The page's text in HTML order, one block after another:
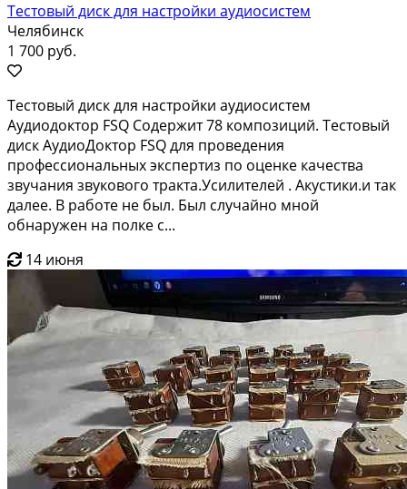
Тестовый диск для настройки аудиосистем
Челябинск
1 700 руб.
Тестовый диск для настройки аудиосистем
Аудиодоктор FSQ Содержит 78 композиций. Тестовый
диск АудиоДоктор FSQ для проведения
профессиональных экспертиз по оценке качества
звучания звукового тракта.Усилителей . Акустики.и так
далее. В работе не был. Был случайно мной
обнаружен на полке с...
14 июня